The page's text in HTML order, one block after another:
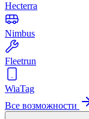
Hecterra
Nimbus
Fleetrun
WiaTag
Все возможности